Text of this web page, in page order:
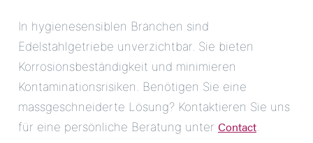
In hygienesensiblen Branchen sind
Edelstahlgetriebe unverzichtbar. Sie bieten
Korrosionsbeständigkeit und minimieren
Kontaminationsrisiken. Benötigen Sie eine
massgeschneiderte Lösung? Kontaktieren Sie uns
für eine persönliche Beratung unter Contact.